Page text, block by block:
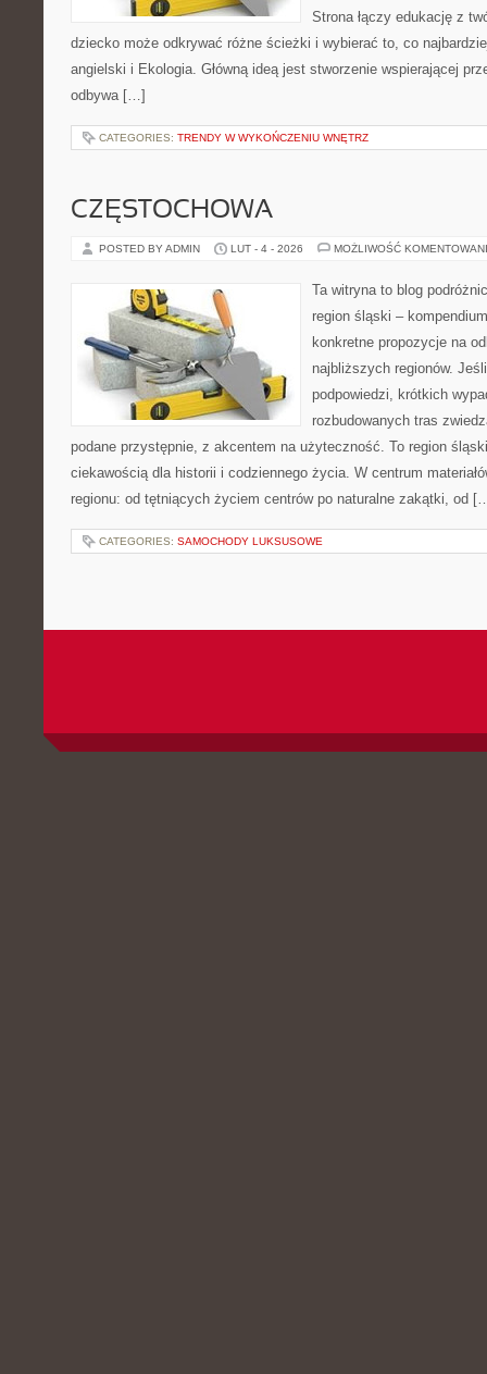
Strona łączy edukację z
dziecko może odkrywać różne ścieżki i wybierać to, co
angielski i Ekologia. Główną ideą jest stworzenie wspierającej
odbywa […]
CATEGORIES: TRENDY W WYKOŃCZENIU WNĘTRZ
CZĘSTOCHOWA
POSTED BY ADMIN LUT - 4 - 2026 MOŻLIWOŚĆ
Ta witryna to blog
region śląski –
konkretne propozycje na
najbliższych regionów.
podpowiedzi, krótkich
rozbudowanych tras
podane przystępnie, z akcentem na użyteczność. To region
ciekawością dla historii i codziennego życia. W centrum
regionu: od tętniących życiem centrów po naturalne zakątki, od
CATEGORIES: SAMOCHODY LUKSUSOWE